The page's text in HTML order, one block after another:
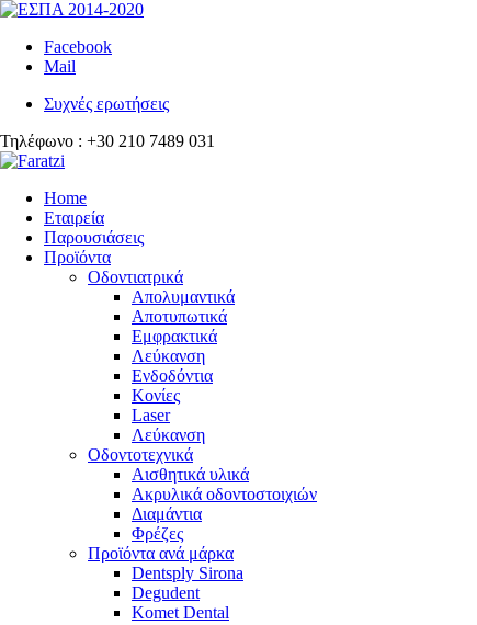
Facebook
Mail
Συχνές ερωτήσεις
Τηλέφωνο : +30 210 7489 031
Home
Εταιρεία
Παρουσιάσεις
Προϊόντα
Οδοντιατρικά
Απολυμαντικά
Αποτυπωτικά
Εμφρακτικά
Λεύκανση
Ενδοδόντια
Κονίες
Laser
Λεύκανση
Οδοντοτεχνικά
Αισθητικά υλικά
Ακρυλικά οδοντοστοιχιών
Διαμάντια
Φρέζες
Προϊόντα ανά μάρκα
Dentsply Sirona
Degudent
Komet Dental